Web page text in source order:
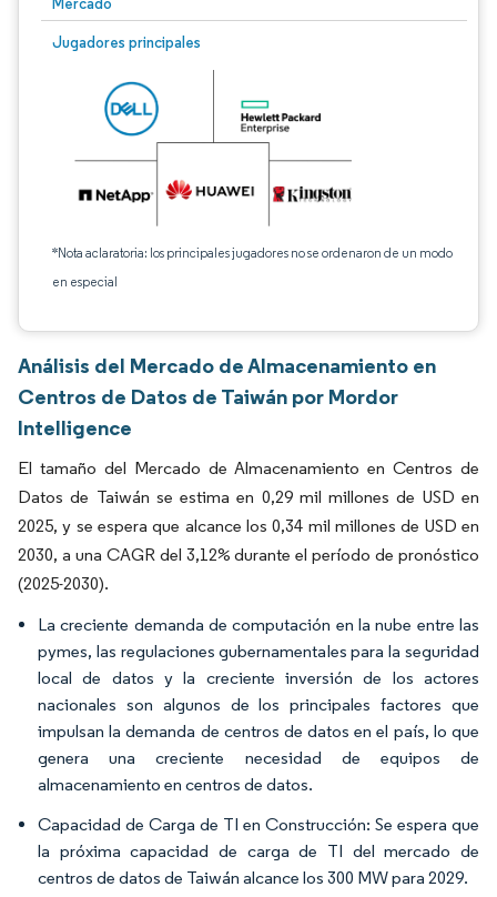
Jugadores principales
*Nota aclaratoria: los principales jugadores no se ordenaron de un modo
en especial
Análisis del Mercado de Almacenamiento en
Centros de Datos de Taiwán por Mordor
Intelligence
El tamaño del Mercado de Almacenamiento en Centros de
Datos de Taiwán se estima en 0,29 mil millones de USD en
2025, y se espera que alcance los 0,34 mil millones de USD en
2030, a una CAGR del 3,12% durante el período de pronóstico
(2025-2030).
La creciente demanda de computación en la nube entre las
pymes, las regulaciones gubernamentales para la seguridad
local de datos y la creciente inversión de los actores
nacionales son algunos de los principales factores que
impulsan la demanda de centros de datos en el país, lo que
genera una creciente necesidad de equipos de
almacenamiento en centros de datos.
Capacidad de Carga de TI en Construcción: Se espera que
la próxima capacidad de carga de TI del mercado de
centros de datos de Taiwán alcance los 300 MW para 2029.